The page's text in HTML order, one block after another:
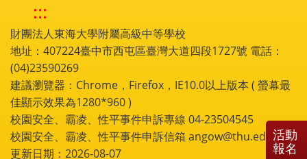
:::
財團法人東海大學附屬高級中等學校
地址：407224臺中市西屯區臺灣大道四段1727號 電話：
(04)23590269
建議瀏覽器：Chrome，Firefox，IE10.0以上版本 ( 螢幕最
佳顯示效果為1280*960 )
校園安全、霸凌、性平事件申訴專線 04-23504545
校園安全、霸凌、性平事件申訴信箱 angow@thu.edu.tw
更新日期：2026-08-07
活動
報名